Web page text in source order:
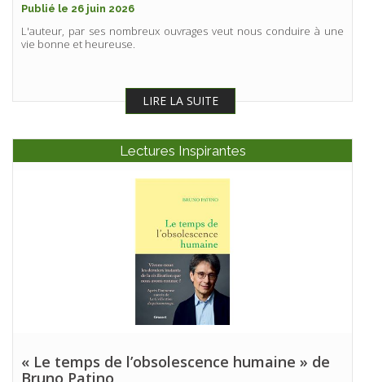
Publié le 26 juin 2026
L'auteur, par ses nombreux ouvrages veut nous conduire à une
vie bonne et heureuse.
LIRE LA SUITE
Lectures Inspirantes
« Le temps de l’obsolescence humaine » de
Bruno Patino